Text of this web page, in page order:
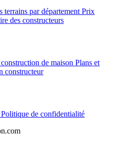
terrains par département Prix
des constructeurs
de maison Plans et
constructeur
Politique de confidentialité